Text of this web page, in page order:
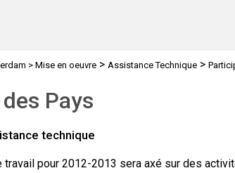
> Mise en oeuvre> Assistance Technique>
Pays
technique
travail pour 2012-2013 sera axé sur des